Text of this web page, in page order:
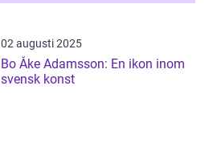
02 augusti 2025
Bo Åke Adamsson: En ikon inom
svensk konst